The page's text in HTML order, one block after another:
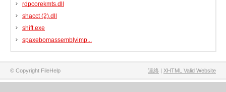
rdpcorekmts.dll
shacct (2).dll
shift.exe
spaxebomassemblyimp...
© Copyright FileHelp 連絡 | XHTML Valid Website